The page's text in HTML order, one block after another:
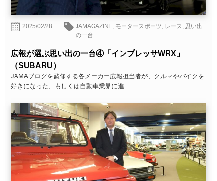
2025/02/28 JAMAGAZINE モータースポーツ レース
思い出
の一台
広報が選ぶ思い出の一台④「インプレッサWRX」
（SUBARU）
JAMAブログを監修する各メーカー広報担当者が、クルマやバイクを
好きになった、もしくは自動車業界に進……